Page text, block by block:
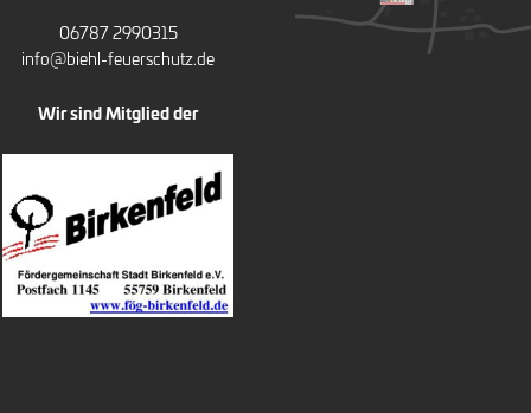
06787 2990315
info@biehl-feuerschutz.de
Wir sind Mitglied der